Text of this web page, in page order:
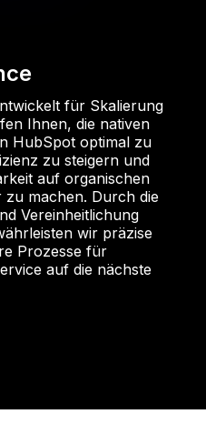
für Skalierung
Ihnen, die nativen
HubSpot optimal zu
zu steigern und
auf organischen
machen. Durch die
Vereinheitlichung
wir präzise
Prozesse für
auf die nächste